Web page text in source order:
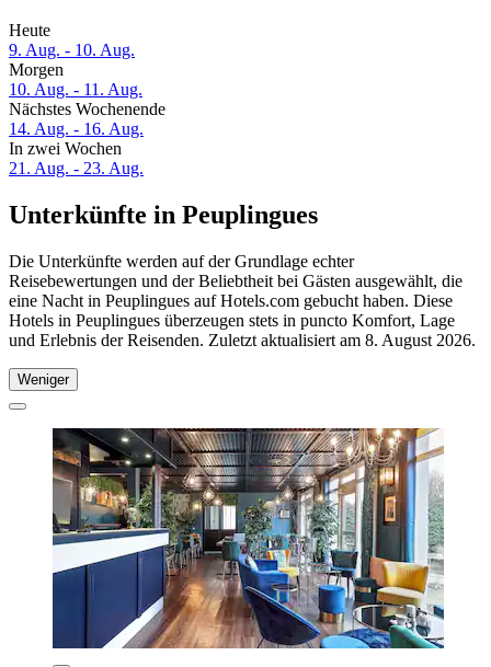
Heute
9. Aug. - 10. Aug.
Morgen
10. Aug. - 11. Aug.
Nächstes Wochenende
14. Aug. - 16. Aug.
In zwei Wochen
21. Aug. - 23. Aug.
Unterkünfte in Peuplingues
Die Unterkünfte werden auf der Grundlage echter
Reisebewertungen und der Beliebtheit bei Gästen ausgewählt, die
eine Nacht in Peuplingues auf Hotels.com gebucht haben. Diese
Hotels in Peuplingues überzeugen stets in puncto Komfort, Lage
und Erlebnis der Reisenden. Zuletzt aktualisiert am 8. August 2026.
Weniger